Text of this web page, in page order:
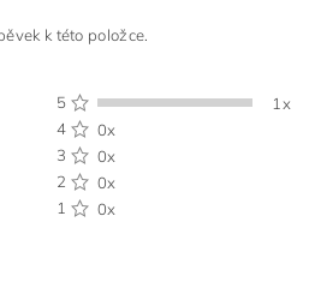
k této položce.
5
1x
4
0x
3
0x
2
0x
1
0x